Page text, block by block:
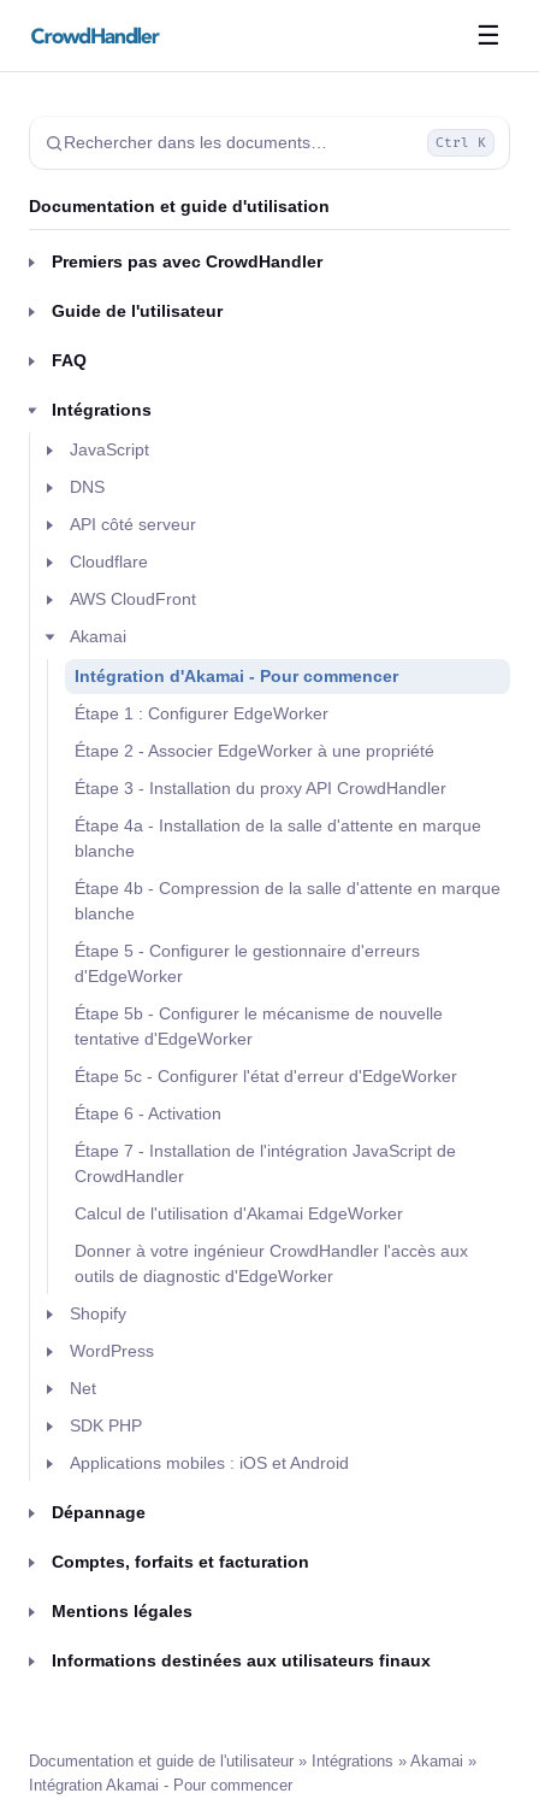
☰
Rechercher dans les documents… Ctrl K
Documentation et guide d'utilisation
Premiers pas avec CrowdHandler
Guide de l'utilisateur
FAQ
Intégrations
JavaScript
DNS
API côté serveur
Cloudflare
AWS CloudFront
Akamai
Intégration d'Akamai - Pour commencer
Étape 1 : Configurer EdgeWorker
Étape 2 - Associer EdgeWorker à une propriété
Étape 3 - Installation du proxy API CrowdHandler
Étape 4a - Installation de la salle d'attente en marque
blanche
Étape 4b - Compression de la salle d'attente en marque
blanche
Étape 5 - Configurer le gestionnaire d'erreurs
d'EdgeWorker
Étape 5b - Configurer le mécanisme de nouvelle
tentative d'EdgeWorker
Étape 5c - Configurer l'état d'erreur d'EdgeWorker
Étape 6 - Activation
Étape 7 - Installation de l'intégration JavaScript de
CrowdHandler
Calcul de l'utilisation d'Akamai EdgeWorker
Donner à votre ingénieur CrowdHandler l'accès aux
outils de diagnostic d'EdgeWorker
Shopify
WordPress
Net
SDK PHP
Applications mobiles : iOS et Android
Dépannage
Comptes, forfaits et facturation
Mentions légales
Informations destinées aux utilisateurs finaux
Documentation et guide de l'utilisateur » Intégrations » Akamai »
Intégration Akamai - Pour commencer